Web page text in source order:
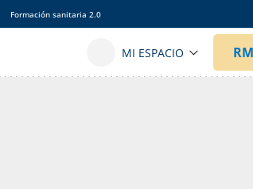
Formación sanitaria 2.0